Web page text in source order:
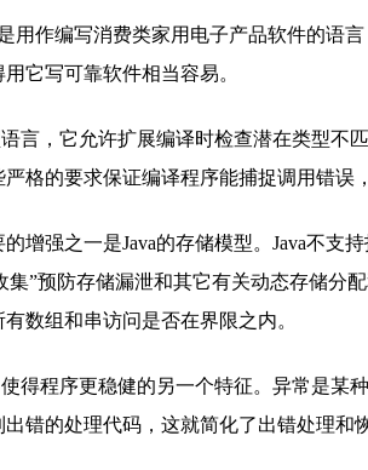
作编写消费类家用电子产品软件的语言
它写可靠软件相当容易。
，它允许扩展编译时检查潜在类型不
格的要求保证编译程序能捕捉调用错误
强之一是Java的存储模型。Java不支持
集”预防存储漏泄和其它有关动态存储分
数组和串访问是否在界限之内。
程序更稳健的另一个特征。异常是某
错的处理代码，这就简化了出错处理和